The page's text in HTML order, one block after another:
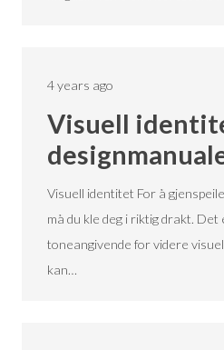
4 years ago
Visuell
Visuell identitet For å
må du kle deg i riktig drakt.
toneangivende for videre
kan…